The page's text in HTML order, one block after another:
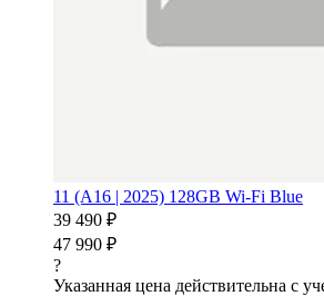
11 (A16 | 2025) 128GB Wi-Fi Blue
39 490 ₽
47 990 ₽
?
Указанная цена действительна с